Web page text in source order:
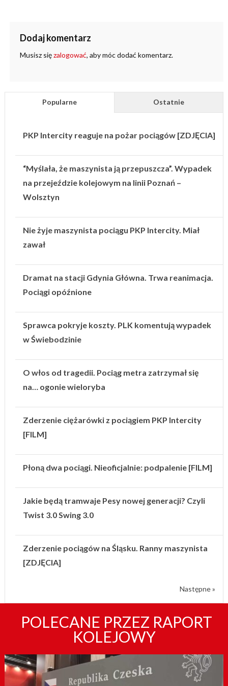
Dodaj komentarz
Musisz sięzalogować, aby móc dodać komentarz.
Popularne Ostatnie
PKP Intercity reaguje na pożar pociągów [ZDJĘCIA]
“Myślała, że maszynista ją przepuszcza”. Wypadek
na przejeździe kolejowym na linii Poznań –
Wolsztyn
Nie żyje maszynista pociągu PKP Intercity. Miał
zawał
Dramat na stacji Gdynia Główna. Trwa reanimacja.
Pociągi opóźnione
Sprawca pokryje koszty. PLK komentują wypadek
w Świebodzinie
O włos od tragedii. Pociąg metra zatrzymał się
na… ogonie wieloryba
Zderzenie ciężarówki z pociągiem PKP Intercity
[FILM]
Płoną dwa pociągi. Nieoficjalnie: podpalenie [FILM]
Jakie będą tramwaje Pesy nowej generacji? Czyli
Twist 3.0 Swing 3.0
Zderzenie pociągów na Śląsku. Ranny maszynista
[ZDJĘCIA]
Następne »
POLECANE PRZEZ RAPORT
KOLEJOWY